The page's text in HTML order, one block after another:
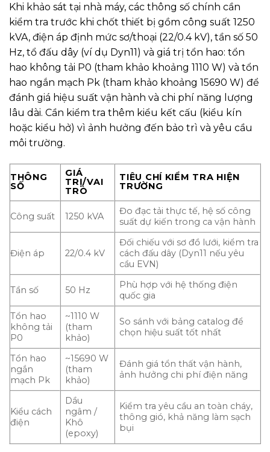
Khi khảo sát tại nhà máy, các thông số chính cần
kiểm tra trước khi chốt thiết bị gồm công suất 1250
kVA, điện áp định mức sơ/thoại (22/0.4 kV), tần số 50
Hz, tổ đấu dây (ví dụ Dyn11) và giá trị tổn hao: tổn
hao không tải P0 (tham khảo khoảng 1110 W) và tổn
hao ngắn mạch Pk (tham khảo khoảng 15690 W) để
đánh giá hiệu suất vận hành và chi phí năng lượng
lâu dài. Cần kiểm tra thêm kiểu kết cấu (kiểu kín
hoặc kiểu hở) vì ảnh hưởng đến bảo trì và yêu cầu
môi trường.
THÔNG
SỐ
GIÁ
TRỊ/VAI
TRÒ
TIÊU CHÍ KIỂM TRA HIỆN
TRƯỜNG
Công suất 1250 kVA
Đo đạc tải thực tế, hệ số công
suất dự kiến trong ca vận hành
Điện áp 22/0.4 kV
Đối chiếu với sơ đồ lưới, kiểm tra
cách đấu dây (Dyn11 nếu yêu
cầu EVN)
Tần số 50 Hz
Phù hợp với hệ thống điện
quốc gia
Tổn hao
không tải
P0
~1110 W
(tham
khảo)
So sánh với bảng catalog để
chọn hiệu suất tốt nhất
Tổn hao
ngắn
mạch Pk
~15690 W
(tham
khảo)
Đánh giá tổn thất vận hành,
ảnh hưởng chi phí điện năng
Kiểu cách
điện
Dầu
ngâm /
Khô
(epoxy)
Kiểm tra yêu cầu an toàn cháy,
thông gió, khả năng làm sạch
bụi